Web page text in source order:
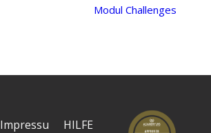
Modul Challenges
Impressum
HILFE